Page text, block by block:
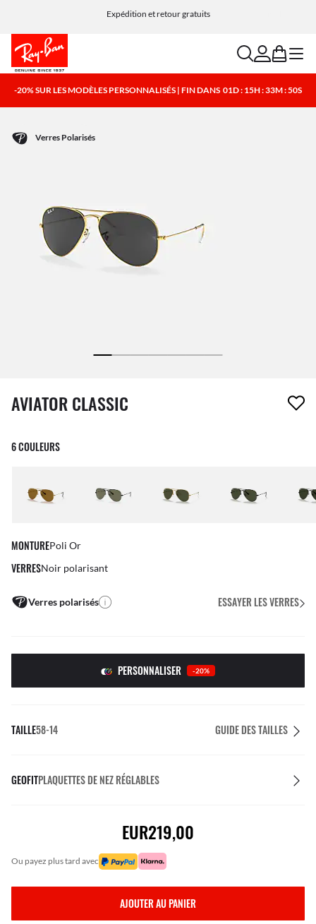
Expédition et retour gratuits
searchaccount
bag menu
-20% SUR LES MODÈLES PERSONNALISÉS | FIN DANS 01D : 15H : 33M : 50S
Verres Polarisés
1 article a été retiré de votre liste de souhaits
AVIATOR CLASSIC
6 COULEURS
MONTUREPoli Or
VERRESNoir polarisant
Verres polarisés ESSAYER LES VERRES
PERSONNALISER -20%
TAILLE58-14 GUIDE DES TAILLES
GEOFITPLAQUETTES DE NEZ RÉGLABLES
EUR219,00
ou payez plus tard avec
AJOUTER AU PANIER